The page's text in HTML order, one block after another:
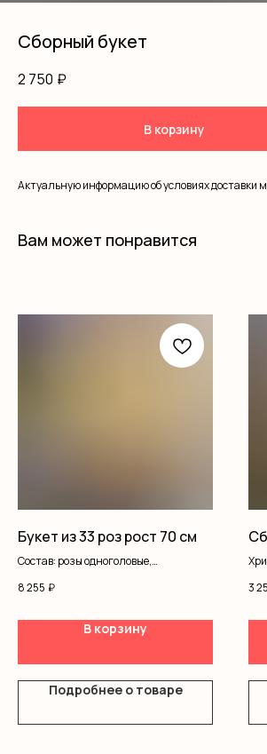
Сборный букет
2 750 ₽
В корзину
Актуальную информацию об условиях доставки
Вам может понравится
Букет из 33 роз рост 70 см
Состав: розы одноголовые,
8 255 ₽
В корзину
Подробнее о товаре
3